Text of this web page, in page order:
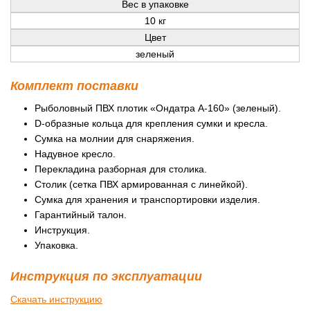
Вес в упаковке
10 кг
Цвет
зеленый
Комплект поставки
Рыболовный ПВХ плотик «Ондатра А-160» (зеленый).
D-образные кольца для крепления сумки и кресла.
Сумка на молнии для снаряжения.
Надувное кресло.
Перекладина разборная для столика.
Столик (сетка ПВХ армированная с линейкой).
Сумка для хранения и транспортировки изделия.
Гарантийный талон.
Инструкция.
Упаковка.
Инструкция по эксплуатации
Скачать инструкцию